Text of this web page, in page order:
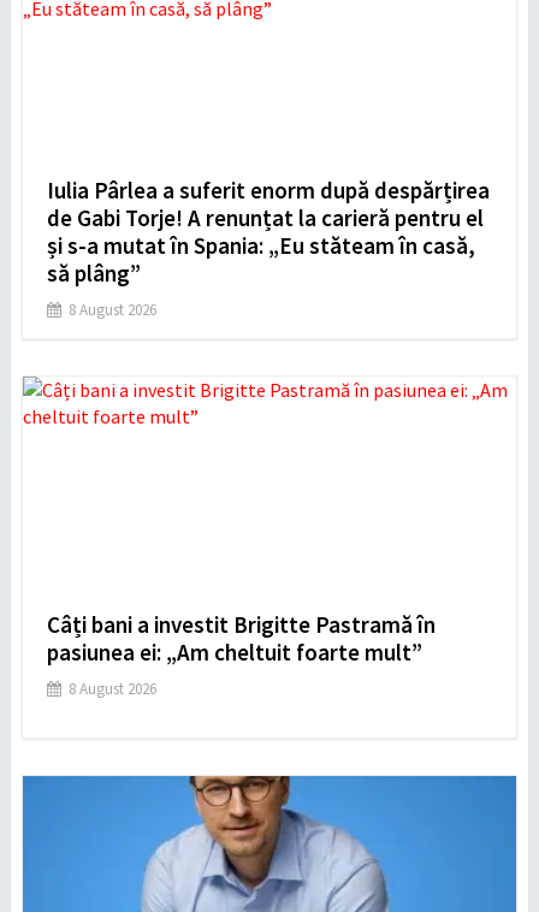
Iulia Pârlea a suferit enorm după despărțirea
de Gabi Torje! A renunțat la carieră pentru el
și s-a mutat în Spania: „Eu stăteam în casă,
să plâng”
8 August 2026
Câți bani a investit Brigitte Pastramă în
pasiunea ei: „Am cheltuit foarte mult”
8 August 2026